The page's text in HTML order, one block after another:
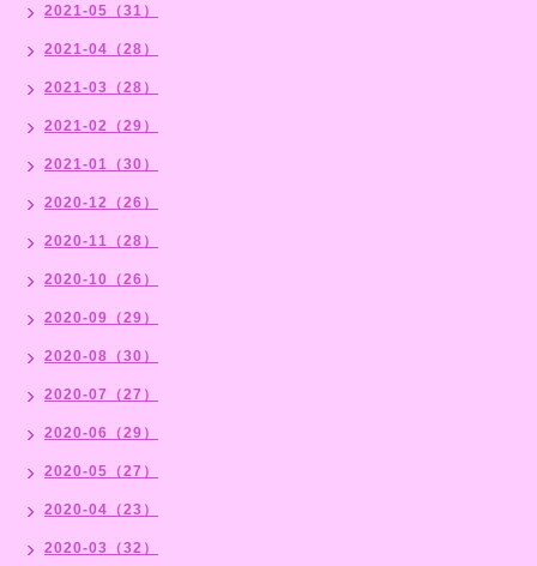
2021-05（31）
2021-04（28）
2021-03（28）
2021-02（29）
2021-01（30）
2020-12（26）
2020-11（28）
2020-10（26）
2020-09（29）
2020-08（30）
2020-07（27）
2020-06（29）
2020-05（27）
2020-04（23）
2020-03（32）